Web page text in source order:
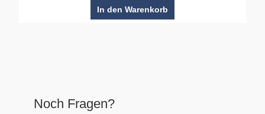
In den Warenkorb
Noch Fragen?